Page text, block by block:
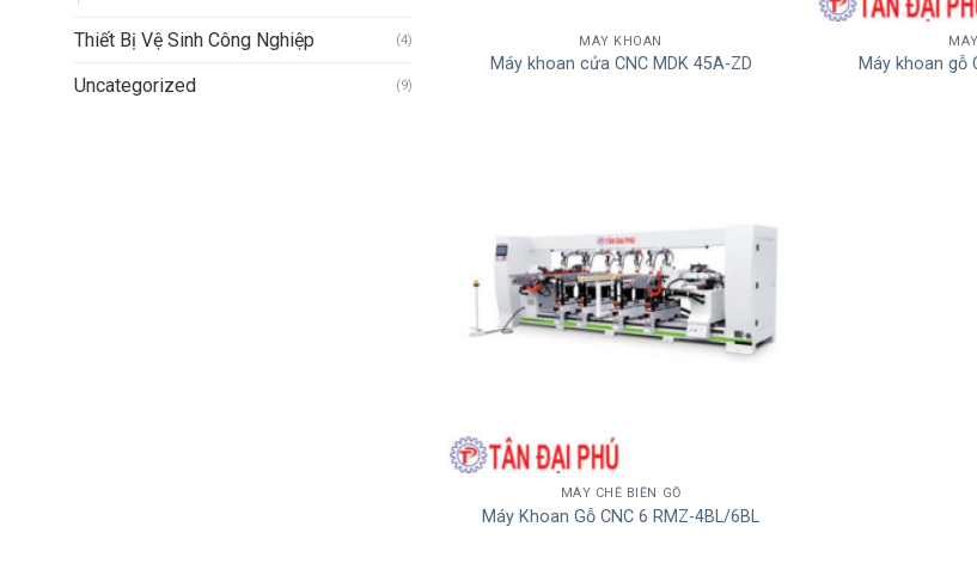
Thiết Bị Vệ Sinh Công Nghiệp (4)
Uncategorized (9)
MÁY KHOAN
Máy khoan cửa CNC MDK 45A-ZD Máy khoan gỗ
MÁY CHẾ BIẾN GỖ
Máy Khoan Gỗ CNC 6 RMZ-4BL/6BL